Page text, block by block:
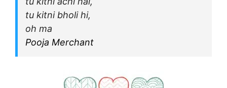
tu kitni bholi hi,
oh ma
Pooja Merchant